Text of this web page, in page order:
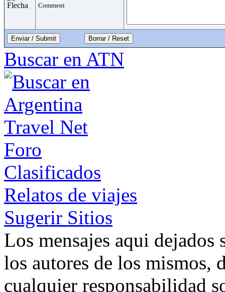
Comment
Enviar / Submit
Buscar en ATN
Foro
Clasificados
Relatos de viajes
Sugerir Sitios
Los mensajes aqui
los autores de los mismos,
cualquier responsabilidad